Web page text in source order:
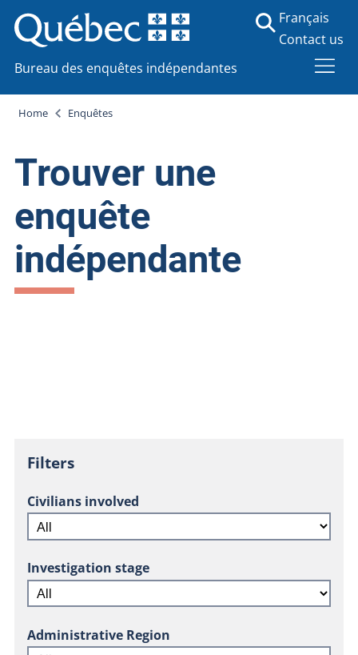
Bureau des enquêtes indépendantes
Français
Contact us
Home Enquêtes
Trouver une
enquête
indépendante
Filters
Civilians involved
Investigation stage
Administrative Region